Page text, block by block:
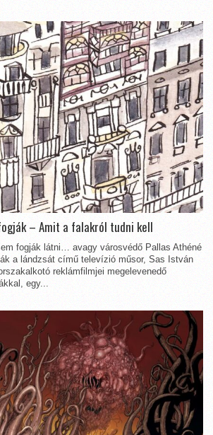
– Amit a falakról tudni kell
fogják látni… avagy városvédő Pallas Athéné
a lándzsát című televízió műsor, Sas István
reklámfilmjei megelevenedő
egy...